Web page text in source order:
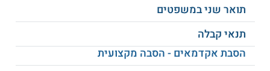
החופן בתוכו תהליכי עבודה רבים.
לוגיסטיקהלתואר שני מקנים לסטודנטים ידע
בניהול מלאי, פרויקטים, אספקה, רכש, ביצוע,
תמיכה, אופטימיזציה, שימוש במערכות מידע
לוגיסטיות ועוד.
תואר שני במשפטים
תנאי קבלה
הסבת אקדמאים - הסבה מקצועית